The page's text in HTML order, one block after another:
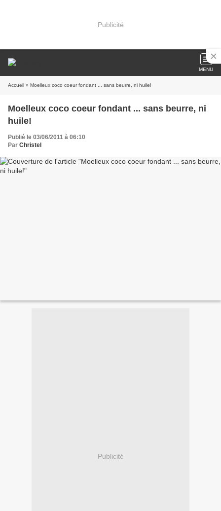
Publicité
MENU
Accueil » Moelleux coco coeur fondant ... sans beurre, ni huile!
Moelleux coco coeur fondant ... sans beurre, ni
huile!
Publié le 03/06/2011 à 06:10
Par Christel
Publicité